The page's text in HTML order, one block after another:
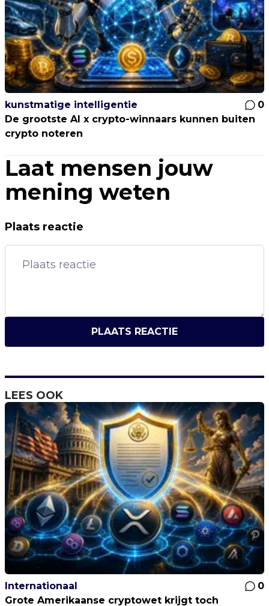
kunstmatige intelligentie
0
De grootste AI x crypto-winnaars kunnen buiten
crypto noteren
Laat mensen jouw
mening weten
Plaats reactie
PLAATS REACTIE
LEES OOK
Internationaal
0
Grote Amerikaanse cryptowet krijgt toch